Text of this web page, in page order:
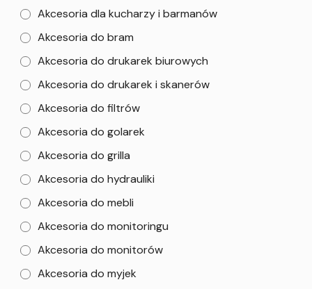
Akcesoria dla kucharzy i barmanów
Akcesoria do bram
Akcesoria do drukarek biurowych
Akcesoria do drukarek i skanerów
Akcesoria do filtrów
Akcesoria do golarek
Akcesoria do grilla
Akcesoria do hydrauliki
Akcesoria do mebli
Akcesoria do monitoringu
Akcesoria do monitorów
Akcesoria do myjek